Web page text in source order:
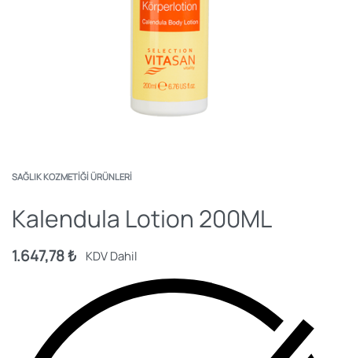
SAĞLIK KOZMETIĞI ÜRÜNLERI
Kalendula Lotion 200ML
1.647,78₺ KDV Dahil